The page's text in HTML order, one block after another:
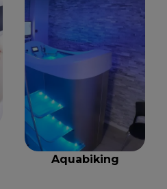
Aquabiking